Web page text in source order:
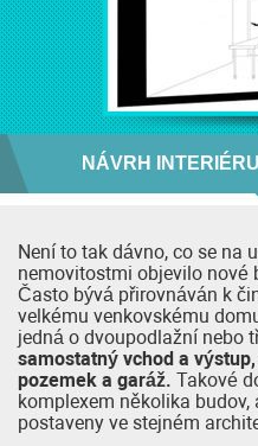
NÁVRH
Není to tak dávno, co se na
nemovitostmi objevilo nové
Často bývá přirovnáván k
velkému venkovskému
jedná o dvoupodlažní nebo
samostatný vchod a
pozemek a garáž. Takové
komplexem několika
postaveny ve stejném